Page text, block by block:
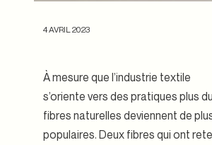
4 AVRIL 2023
À mesure que l’industrie textile
s’oriente vers des pratiques plus
fibres naturelles deviennent de
populaires. Deux fibres qui ont